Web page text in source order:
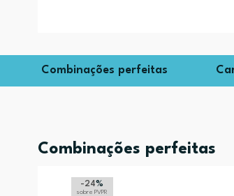
Combinações perfeitas
Combinações perfeitas
-24%
sobre PVPR